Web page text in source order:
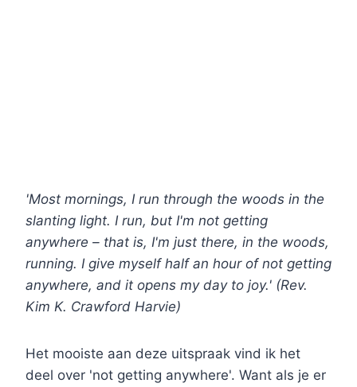
'Most mornings, I run through the woods in the
slanting light. I run, but I'm not getting
anywhere – that is, I'm just there, in the woods,
running. I give myself half an hour of not getting
anywhere, and it opens my day to joy.' (Rev.
Kim K. Crawford Harvie)
Het mooiste aan deze uitspraak vind ik het
deel over 'not getting anywhere'. Want als je er